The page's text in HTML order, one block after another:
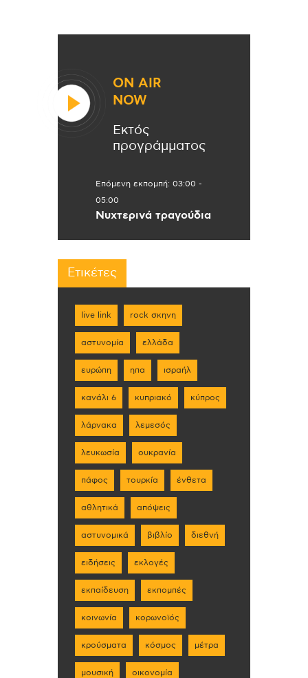
ON AIR
NOW
Εκτός
προγράμματος
Επόμενη εκπομπή: 03:00 -
05:00
Νυχτερινά τραγούδια
Ετικέτες
live link rock σκηνη
αστυνομία ελλάδα
ευρώπη ηπα ισραήλ
κανάλι 6 κυπριακό κύπρος
λάρνακα λεμεσός
λευκωσία ουκρανία
πάφος τουρκία ένθετα
αθλητικά απόψεις
αστυνομικά βιβλίο διεθνή
ειδήσεις εκλογές
εκπαίδευση εκπομπές
κοινωνία κορωνοϊός
κρούσματα κόσμος μέτρα
μουσική οικονομία